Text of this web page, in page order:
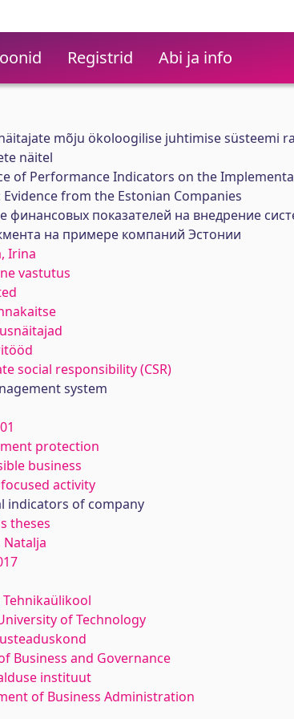
Registrid Abi ja info
mõju ökoloogilise juhtimise süsteemi
näitel
of Performance Indicators on the
Evidence from the Estonian Companies
финансовых показателей на внедрение
на примере компаний Эстонии
Irina
vastutus
social responsibility (CSR)
system
protection
business
activity
indicators of company
theses
Natalja
Tehnikaülikool
of Technology
Business and Governance
instituut
of Business Administration